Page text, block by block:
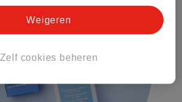
Zelf cookies beheren
Weigeren